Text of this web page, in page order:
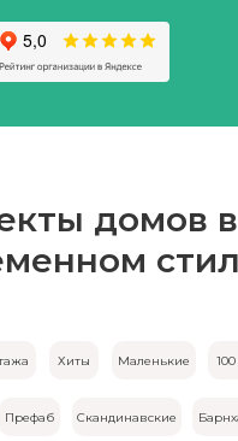
домов в
Маленькие
Префаб
Хиты
Скандинавские